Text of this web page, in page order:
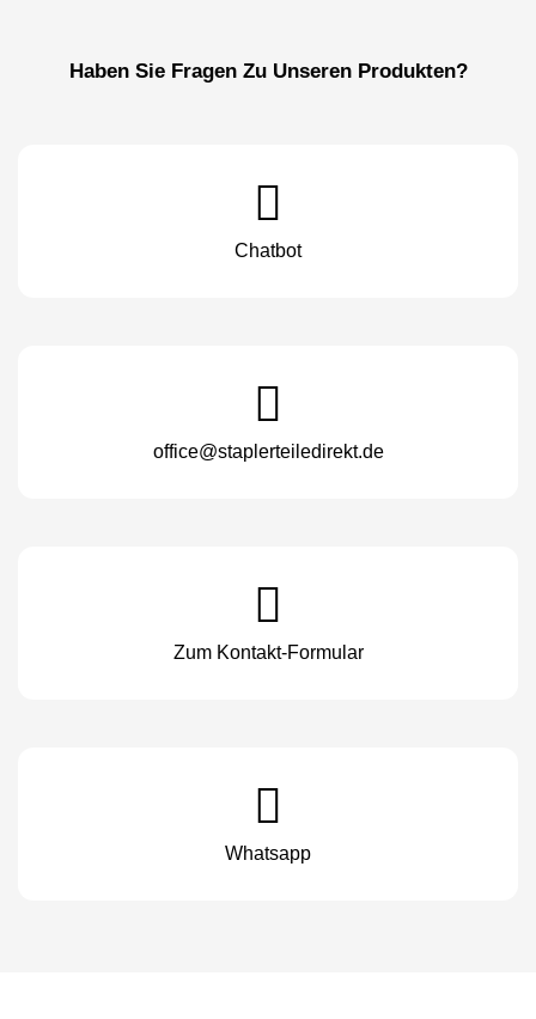
Haben Sie Fragen Zu Unseren Produkten?
Chatbot
office@staplerteiledirekt.de
Zum Kontakt-Formular
Whatsapp